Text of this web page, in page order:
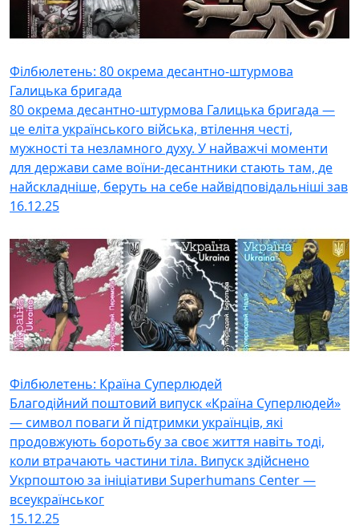
Філбюлетень: 80 окрема десантно-штурмова
Галицька бригада
80 окрема десантно-штурмова Галицька бригада —
це еліта українського війська, втілення честі,
мужності та незламного духу. У найважчі моменти
для держави саме воїни-десантники стають там, де
найскладніше, беруть на себе найвідповідальніші зав
16.12.25
Філбюлетень: Країна Суперлюдей
Благодійний поштовий випуск «Країна Суперлюдей»
— символ поваги й підтримки українців, які
продовжують боротьбу за своє життя навіть тоді,
коли втрачають частини тіла. Випуск здійснено
Укрпоштою за ініціативи Superhumans Center —
всеукраїнськог
15.12.25